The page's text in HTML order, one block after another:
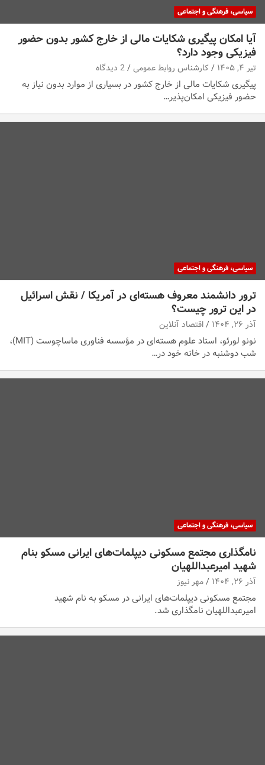
سیاسی، فرهنگی و اجتماعی
آیا امکان پیگیری شکایات مالی از خارج کشور بدون حضور
فیزیکی وجود دارد؟
تیر ۴, ۱۴۰۵ کارشناس روابط عمومی 2 دیدگاه
پیگیری شکایات مالی از خارج کشور در بسیاری از موارد بدون نیاز به
حضور فیزیکی امکان‌پذیر…
سیاسی، فرهنگی و اجتماعی
ترور دانشمند معروف هسته‌ای در آمریکا / نقش اسرائیل
در این ترور چیست؟
آذر ۲۶, ۱۴۰۴ اقتصاد آنلاین
نونو لورئو، استاد علوم هسته‌ای در مؤسسه فناوری ماساچوست (MIT)،
شب دوشنبه در خانه خود در…
سیاسی، فرهنگی و اجتماعی
نامگذاری مجتمع مسکونی دیپلمات‌های ایرانی مسکو بنام
شهید امیرعبداللهیان
آذر ۲۶, ۱۴۰۴ مهر نیوز
مجتمع مسکونی دیپلمات‌های ایرانی در مسکو به نام شهید
امیرعبداللهیان نامگذاری شد.